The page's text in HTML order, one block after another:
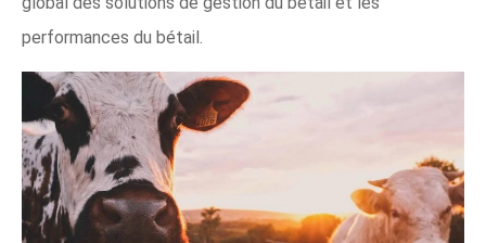
performances du bétail.